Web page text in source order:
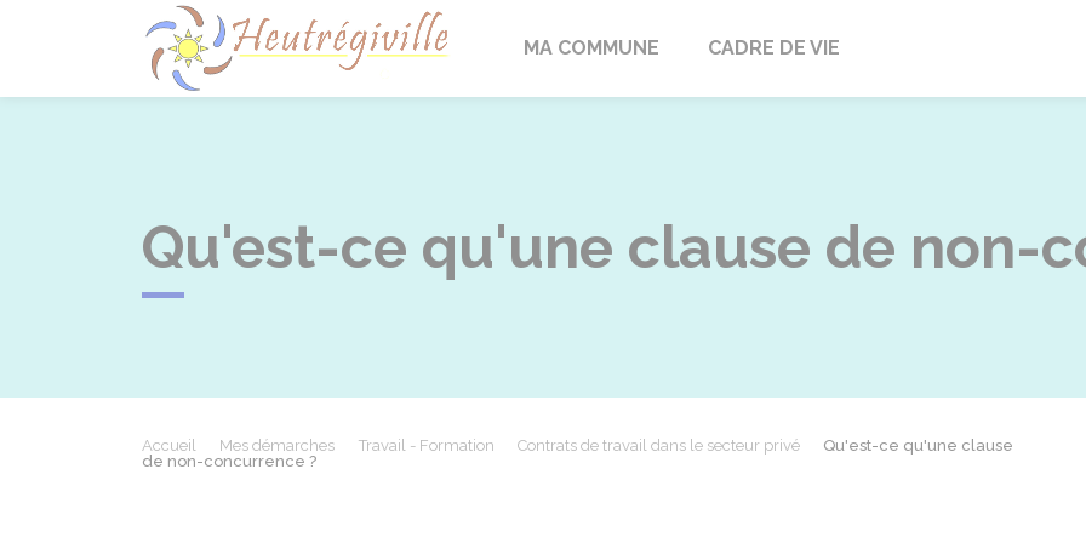
Heutrégiville
MA COMMUNE CADRE DE VIE
Qu'est-ce qu'une clause de non-
Accueil Mes démarches Travail - Formation Contrats de travail dans le secteur privé
Qu'est-ce qu'une clause
de non-concurrence ?